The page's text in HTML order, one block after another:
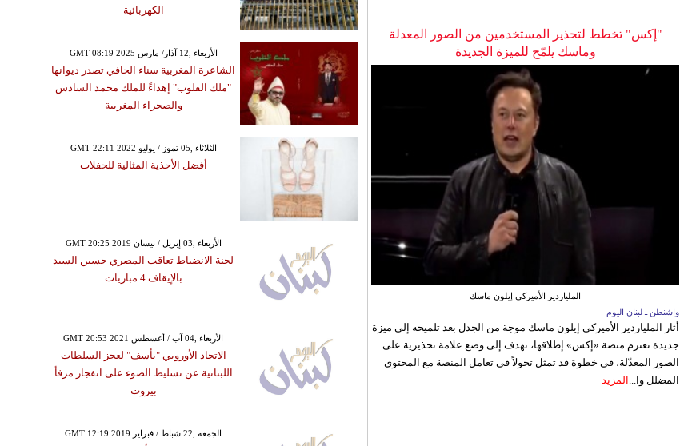
"إكس" تخطط لتحذير المستخدمين من الصور المعدلة
وماسك يلمّح للميزة الجديدة
الملياردير الأميركي إيلون ماسك
واشنطن ـ لبنان اليوم
أثار الملياردير الأميركي إيلون ماسك موجة من الجدل بعد تلميحه إلى ميزة
جديدة تعتزم منصة «إكس» إطلاقها، تهدف إلى وضع علامة تحذيرية على
الصور المعدّلة، في خطوة قد تمثل تحولاً في تعامل المنصة مع المحتوى
المضلل وا... المزيد
الكهربائية
GMT 08:19 2025 الأربعاء ,12 آذار/ مارس
الشاعرة المغربية سناء الحافي تصدر ديوانها
"ملك القلوب" إهداءً للملك محمد السادس
والصحراء المغربية
GMT 22:11 2022 الثلاثاء ,05 تموز / يوليو
أفضل الأحذية المثالية للحفلات
GMT 20:25 2019 الأربعاء ,03 إبريل / نيسان
لجنة الانضباط تعاقب المصري حسين السيد
بالإيقاف 4 مباريات
GMT 20:53 2021 الأربعاء ,04 آب / أغسطس
الاتحاد الأوروبي "يأسف" لعجز السلطات
اللبنانية عن تسليط الضوء على انفجار مرفأ
بيروت
GMT 12:19 2019 الجمعة ,22 شباط / فبراير